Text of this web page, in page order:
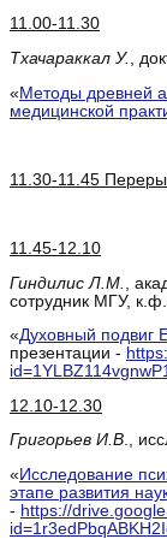
11.00-11.30
Тхачараккал У.
,
«Методы древней
медицинской
11.30-11.45
11.45-12.10
Гиндилис Л.М.
,
сотрудник МГУ,
«Духовный подвиг
презентации -
12.10-12.30
Григорьев И.В.,
« Исследование
этапе развития
- https://